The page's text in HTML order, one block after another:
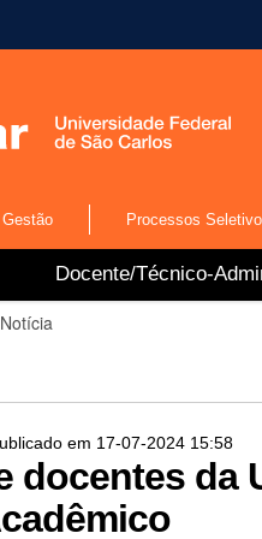
Gestão Processos
Docente/Técnico-
Notícia
em 17-07-2024 15:58
docentes da